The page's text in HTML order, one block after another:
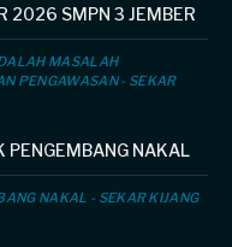
2026 SMPN 3 JEMBER
MASALAH
PENGAWASAN - SEKAR
PENGEMBANG NAKAL
NAKAL - SEKAR KIJANG